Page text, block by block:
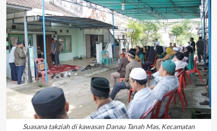
Suasana takziah di kawasan Danau Tanah Mas, Kecamatan